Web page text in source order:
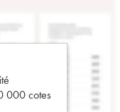
000 cotes